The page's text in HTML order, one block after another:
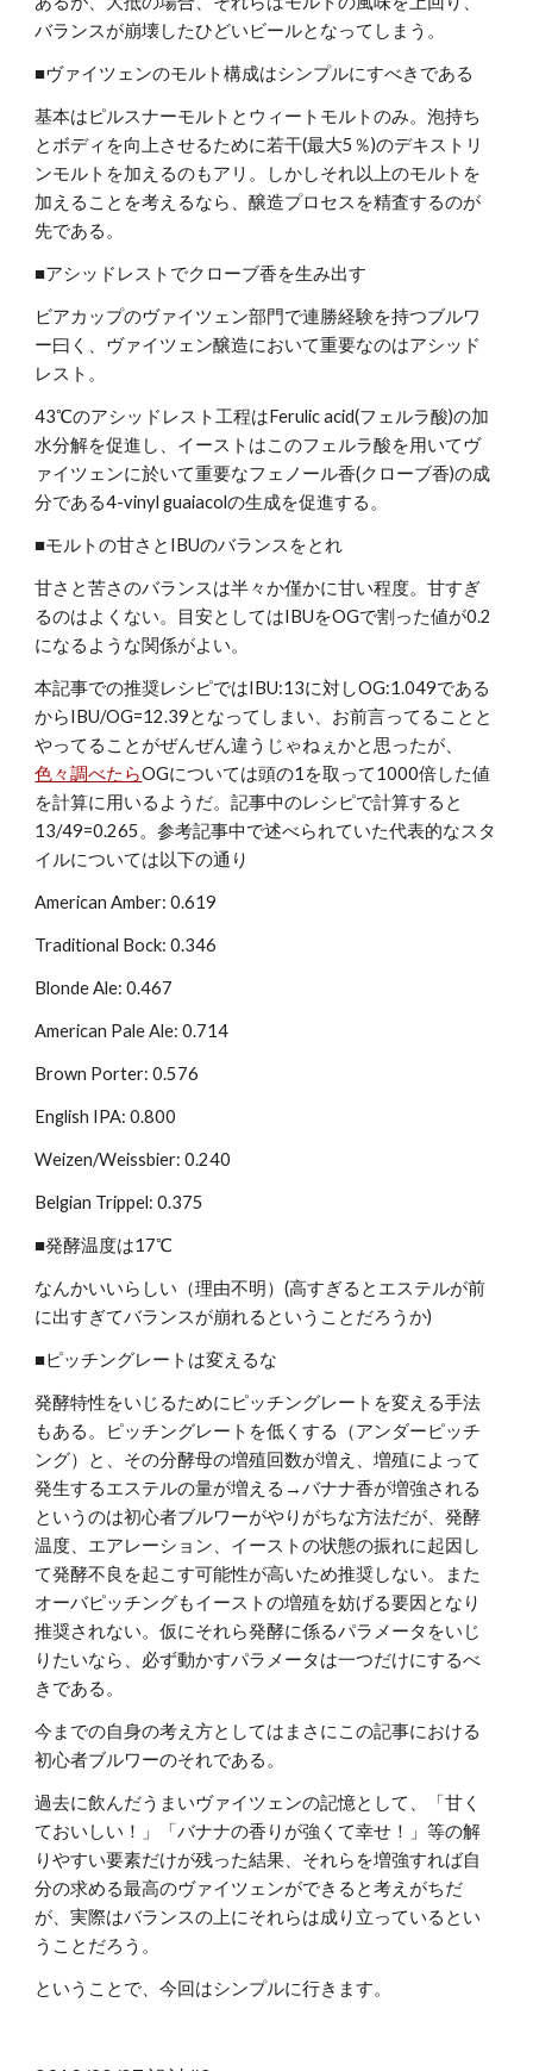
バランスが崩壊したひどいビールとなってしまう。
■ヴァイツェンのモルト構成はシンプルにすべきである
基本はピルスナーモルトとウィートモルトのみ。泡持ち
とボディを向上させるために若干(最大5％)のデキストリ
ンモルトを加えるのもアリ。しかしそれ以上のモルトを
加えることを考えるなら、醸造プロセスを精査するのが
先である。
■アシッドレストでクローブ香を生み出す
ビアカップのヴァイツェン部門で連勝経験を持つブルワ
ー曰く、ヴァイツェン醸造において重要なのはアシッド
レスト。
43℃のアシッドレスト工程はFerulic acid(フェルラ酸)の加
水分解を促進し、イーストはこのフェルラ酸を用いてヴ
ァイツェンに於いて重要なフェノール香(クローブ香)の成
分である4-vinyl guaiacolの生成を促進する。
■モルトの甘さとIBUのバランスをとれ
甘さと苦さのバランスは半々か僅かに甘い程度。甘すぎ
るのはよくない。目安としてはIBUをOGで割った値が0.2
になるような関係がよい。
本記事での推奨レシピではIBU:13に対しOG:1.049である
からIBU/OG=12.39となってしまい、お前言ってることと
やってることがぜんぜん違うじゃねぇかと思ったが、
色々調べたらOGについては頭の1を取って1000倍した値
を計算に用いるようだ。記事中のレシピで計算すると
13/49=0.265。参考記事中で述べられていた代表的なスタ
イルについては以下の通り
American Amber: 0.619
Traditional Bock: 0.346
Blonde Ale: 0.467
American Pale Ale: 0.714
Brown Porter: 0.576
English IPA: 0.800
Weizen/Weissbier: 0.240
Belgian Trippel: 0.375
■発酵温度は17℃
なんかいいらしい（理由不明）(高すぎるとエステルが前
に出すぎてバランスが崩れるということだろうか)
■ピッチングレートは変えるな
発酵特性をいじるためにピッチングレートを変える手法
もある。ピッチングレートを低くする（アンダーピッチ
ング）と、その分酵母の増殖回数が増え、増殖によって
発生するエステルの量が増える→バナナ香が増強される
というのは初心者ブルワーがやりがちな方法だが、発酵
温度、エアレーション、イーストの状態の振れに起因し
て発酵不良を起こす可能性が高いため推奨しない。また
オーバピッチングもイーストの増殖を妨げる要因となり
推奨されない。仮にそれら発酵に係るパラメータをいじ
りたいなら、必ず動かすパラメータは一つだけにするべ
きである。
今までの自身の考え方としてはまさにこの記事における
初心者ブルワーのそれである。
過去に飲んだうまいヴァイツェンの記憶として、「甘く
ておいしい！」「バナナの香りが強くて幸せ！」等の解
りやすい要素だけが残った結果、それらを増強すれば自
分の求める最高のヴァイツェンができると考えがちだ
が、実際はバランスの上にそれらは成り立っているとい
うことだろう。
ということで、今回はシンプルに行きます。